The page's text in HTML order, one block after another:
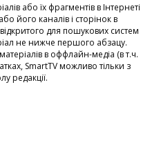
або їх фрагментів в Інтернеті
його каналів і сторінок в
для пошукових систем
не нижче першого абзацу.
в оффлайн-медіа (в т.ч.
SmartTV можливо тільки з
редакції.